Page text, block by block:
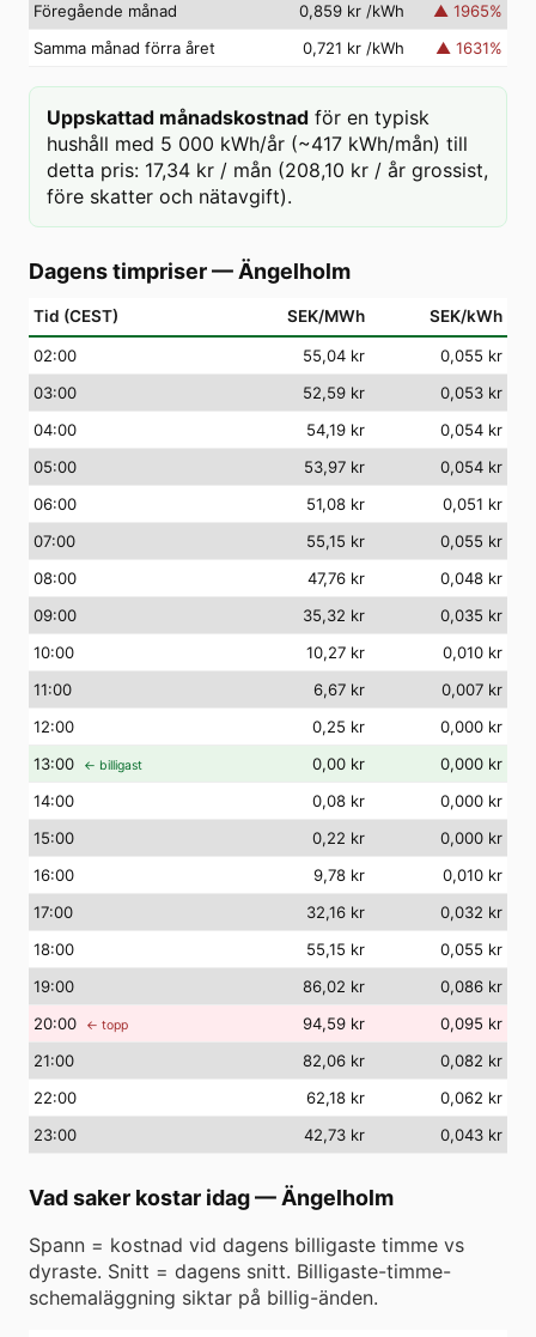
Föregående månad
0,859 kr /kWh ▲ 1965%
Samma månad förra året
0,721 kr /kWh ▲ 1631%
Uppskattad månadskostnad för en typisk
hushåll med 5 000 kWh/år (~417 kWh/mån) till
detta pris: 17,34 kr / mån (208,10 kr / år grossist,
före skatter och nätavgift).
Dagens timpriser— Ängelholm
Tid (CEST) SEK/MWh SEK/kWh
02:00 55,04 kr
0,055 kr
03:00 52,59 kr
0,053 kr
04:00 54,19 kr
0,054 kr
05:00 53,97 kr
0,054 kr
06:00 51,08 kr
0,051 kr
07:00 55,15 kr
0,055 kr
08:00 47,76 kr
0,048 kr
09:00 35,32 kr
0,035 kr
10:00 10,27 kr
0,010 kr
11:00 6,67 kr
0,007 kr
12:00 0,25 kr
0,000 kr
13:00 ← billigast 0,00 kr
0,000 kr
14:00 0,08 kr
0,000 kr
15:00 0,22 kr
0,000 kr
16:00 9,78 kr
0,010 kr
17:00 32,16 kr
0,032 kr
18:00 55,15 kr
0,055 kr
19:00 86,02 kr
0,086 kr
20:00 ← topp 94,59 kr
0,095 kr
21:00 82,06 kr
0,082 kr
22:00 62,18 kr
0,062 kr
23:00 42,73 kr 0,043 kr
Vad saker kostar idag— Ängelholm
Spann = kostnad vid dagens billigaste timme vs
dyraste. Snitt = dagens snitt. Billigaste-timme-
schemaläggning siktar på billig-änden.